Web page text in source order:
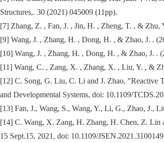
Structures,. 30 (2021) 045009 (11pp).
[7] Zhang, Z. , Fan, J. , Jin, H. , Zheng, T. , &
[9] Wang, J. , Zhang, H. , Dong, H. , & Zhao, J. .
[10] Wang, J. , Zhang, H. , Dong, H. , & Zhao, J. .
[11] Wang, C. , Zang, X. , Zhang, X. , Liu, Y. , &
[12] C. Song, G. Liu, C. Li and J. Zhao, "Reactive
and Developmental Systems, doi: 10.1109/
[13] Fan, J., Wang, S., Wang, Y., Li, G., Zhao, J.,
[14] C. Wang, X. Zang, H. Zhang, H. Chen, Z. Lin
15 Sept.15, 2021, doi: 10.1109/